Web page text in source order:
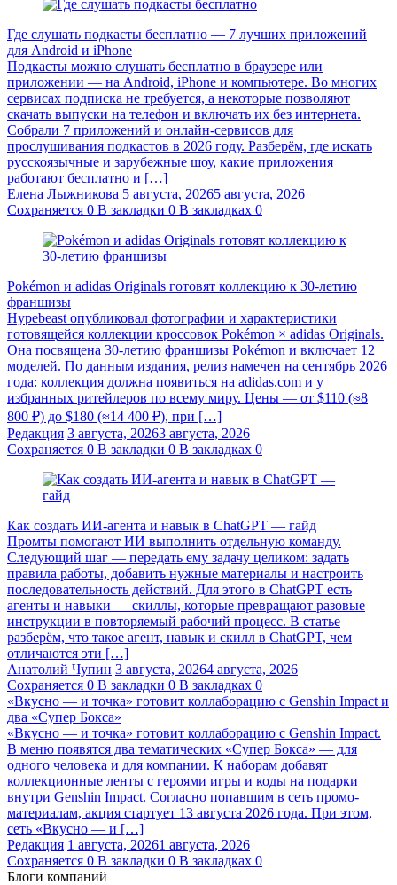
Где слушать подкасты бесплатно — 7 лучших приложений
для Android и iPhone
Подкасты можно слушать бесплатно в браузере или
приложении — на Android, iPhone и компьютере. Во многих
сервисах подписка не требуется, а некоторые позволяют
скачать выпуски на телефон и включать их без интернета.
Собрали 7 приложений и онлайн-сервисов для
прослушивания подкастов в 2026 году. Разберём, где искать
русскоязычные и зарубежные шоу, какие приложения
работают бесплатно и […]
Елена Лыжникова 5 августа, 20265 августа, 2026
Сохраняется 0 В закладки 0 В закладках 0
Pokémon и adidas Originals готовят коллекцию к 30-летию
франшизы
Hypebeast опубликовал фотографии и характеристики
готовящейся коллекции кроссовок Pokémon × adidas Originals.
Она посвящена 30-летию франшизы Pokémon и включает 12
моделей. По данным издания, релиз намечен на сентябрь 2026
года: коллекция должна появиться на adidas.com и у
избранных ритейлеров по всему миру. Цены — от $110 (≈8
800 ₽) до $180 (≈14 400 ₽), при […]
Редакция 3 августа, 20263 августа, 2026
Сохраняется 0 В закладки 0 В закладках 0
Как создать ИИ-агента и навык в ChatGPT — гайд
Промты помогают ИИ выполнить отдельную команду.
Следующий шаг — передать ему задачу целиком: задать
правила работы, добавить нужные материалы и настроить
последовательность действий. Для этого в ChatGPT есть
агенты и навыки — скиллы, которые превращают разовые
инструкции в повторяемый рабочий процесс. В статье
разберём, что такое агент, навык и скилл в ChatGPT, чем
отличаются эти […]
Анатолий Чупин 3 августа, 20264 августа, 2026
Сохраняется 0 В закладки 0 В закладках 0
«Вкусно — и точка» готовит коллаборацию с Genshin Impact и
два «Супер Бокса»
«Вкусно — и точка» готовит коллаборацию с Genshin Impact.
В меню появятся два тематических «Супер Бокса» — для
одного человека и для компании. К наборам добавят
коллекционные ленты с героями игры и коды на подарки
внутри Genshin Impact. Согласно попавшим в сеть промо-
материалам, акция стартует 13 августа 2026 года. При этом,
сеть «Вкусно — и […]
Редакция 1 августа, 20261 августа, 2026
Сохраняется 0 В закладки 0 В закладках 0
Блоги компаний